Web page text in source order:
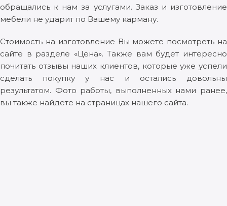
обращались к нам за услугами. Заказ и изготовление
мебели не ударит по Вашему карману.
Стоимость на изготовление Вы можете посмотреть на
сайте в разделе «Цена». Также вам будет интересно
почитать отзывы наших клиентов, которые уже успели
сделать покупку у нас и остались довольны
результатом. Фото работы, выполненных нами ранее,
вы также найдете на страницах нашего сайта.